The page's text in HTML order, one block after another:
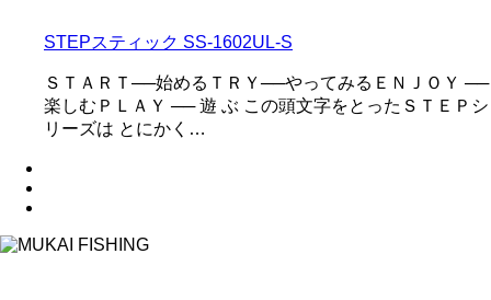
STEPスティック SS-1602UL-S
ＳＴＡＲＴ──始めるＴＲＹ──やってみるＥＮＪＯＹ ──
楽しむＰＬＡＹ ── 遊 ぶ この頭文字をとったＳＴＥＰシ
リーズは とにかく…